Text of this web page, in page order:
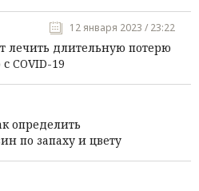
12 января 2023 / 23:22
лечить длительную потерю
COVID-19
определить
по запаху и цвету